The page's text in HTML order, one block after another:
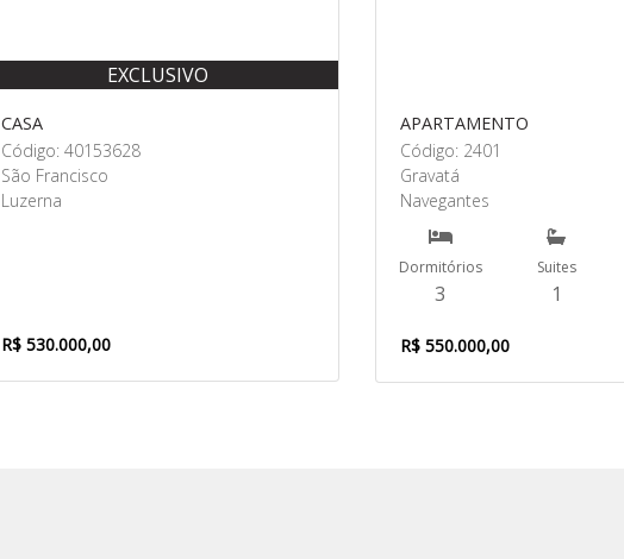
EXCLUSIVO
CASA
Código: 40153628
São Francisco
Luzerna
R$ 530.000,00
APARTAMENTO
Código: 2401
Gravatá
Navegantes
Dormitórios
3
Suites
1
R$ 550.000,00